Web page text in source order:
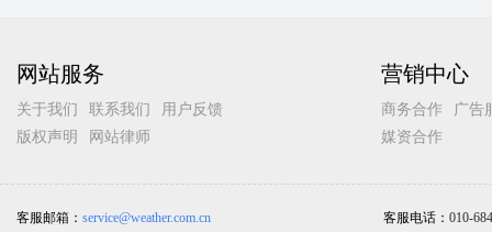
网站服务
关于我们 联系我们
用户反馈
版权声明
网站律师
营销中心
商务合作
广告
媒资合作
客服邮箱： service@weather.com.cn 客服电话： 010-